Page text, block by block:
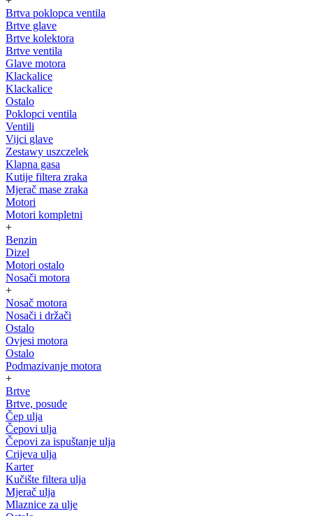
Brtva poklopca ventila
Brtve glave
Brtve kolektora
Brtve ventila
Glave motora
Klackalice
Klackalice
Ostalo
Poklopci ventila
Ventili
Vijci glave
Zestawy uszczelek
Klapna gasa
Kutije filtera zraka
Mjerač mase zraka
Motori
Motori kompletni
+
Benzin
Dizel
Motori ostalo
Nosači motora
+
Nosač motora
Nosači i držači
Ostalo
Ovjesi motora
Ostalo
Podmazivanje motora
+
Brtve
Brtve, posude
Čep ulja
Čepovi ulja
Čepovi za ispuštanje ulja
Crijeva ulja
Karter
Kučište filtera ulja
Mjerač ulja
Mlaznice za ulje